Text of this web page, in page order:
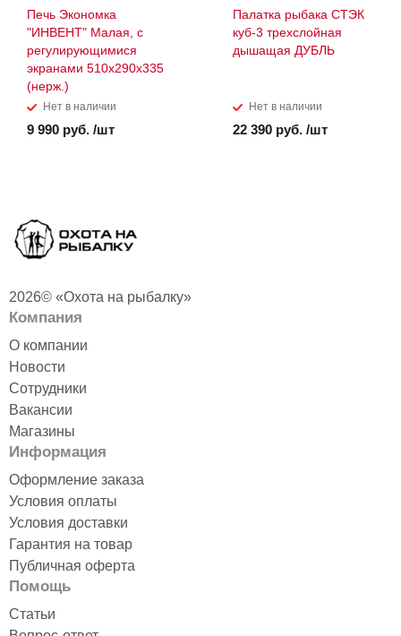
Печь Экономка
"ИНВЕНТ" Малая, с
регулирующимися
экранами 510х290х335
(нерж.)
Нет в наличии
9 990 руб. /шт
Палатка рыбака СТЭК
куб-3 трехслойная
дышащая ДУБЛЬ
Нет в наличии
22 390 руб. /шт
2026© «Охота на рыбалку»
Компания
О компании
Новости
Сотрудники
Вакансии
Магазины
Информация
Оформление заказа
Условия оплаты
Условия доставки
Гарантия на товар
Публичная оферта
Помощь
Статьи